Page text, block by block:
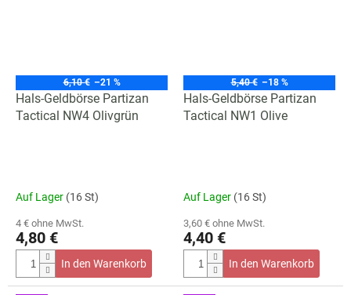
6,10 € –21 %
Hals-Geldbörse Partizan
Tactical NW4 Olivgrün
Auf Lager (16 St)
4 € ohne MwSt.
4,80 €
In den Warenkorb
5,40 € –18 %
Hals-Geldbörse Partizan
Tactical NW1 Olive
Auf Lager (16 St)
3,60 € ohne MwSt.
4,40 €
In den Warenkorb